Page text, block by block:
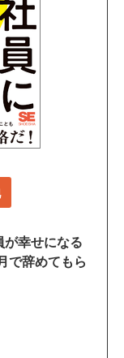
が幸せになる
で辞めてもら